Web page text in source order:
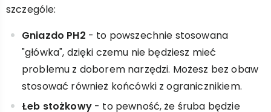
szczególe:
Gniazdo PH2 - to powszechnie stosowana
"główka", dzięki czemu nie będziesz mieć
problemu z doborem narzędzi. Możesz bez obaw
stosować również końcówki z ogranicznikiem.
Łeb stożkowy- to pewność, że śruba będzie